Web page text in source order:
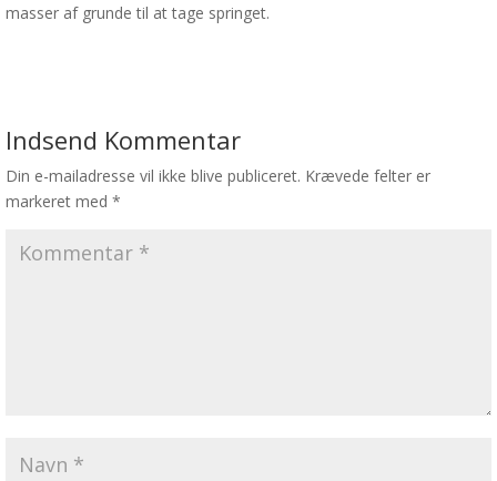
masser af grunde til at tage springet.
Indsend Kommentar
Din e-mailadresse vil ikke blive publiceret. Krævede felter er
markeret med *